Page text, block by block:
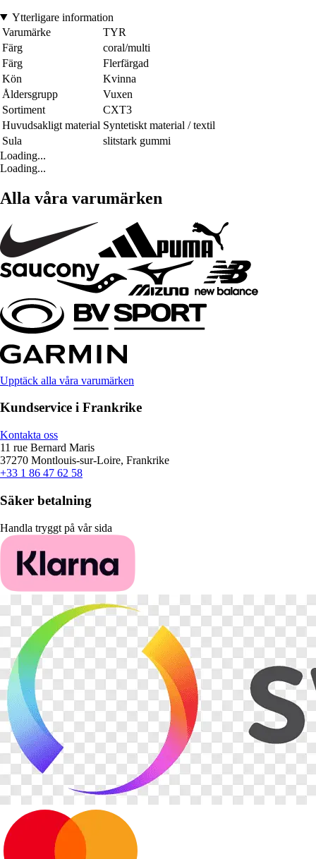
Ytterligare information
Varumärke
TYR
Färg
coral/multi
Färg
Flerfärgad
Kön
Kvinna
Åldersgrupp
Vuxen
Sortiment
CXT3
Huvudsakligt material Syntetiskt material / textil
Sula
slitstark gummi
Loading...
Loading...
Alla våra varumärken
Upptäck alla våra varumärken
Kundservice i Frankrike
Kontakta oss
11 rue Bernard Maris
37270 Montlouis-sur-Loire, Frankrike
+33 1 86 47 62 58
Säker betalning
Handla tryggt på vår sida